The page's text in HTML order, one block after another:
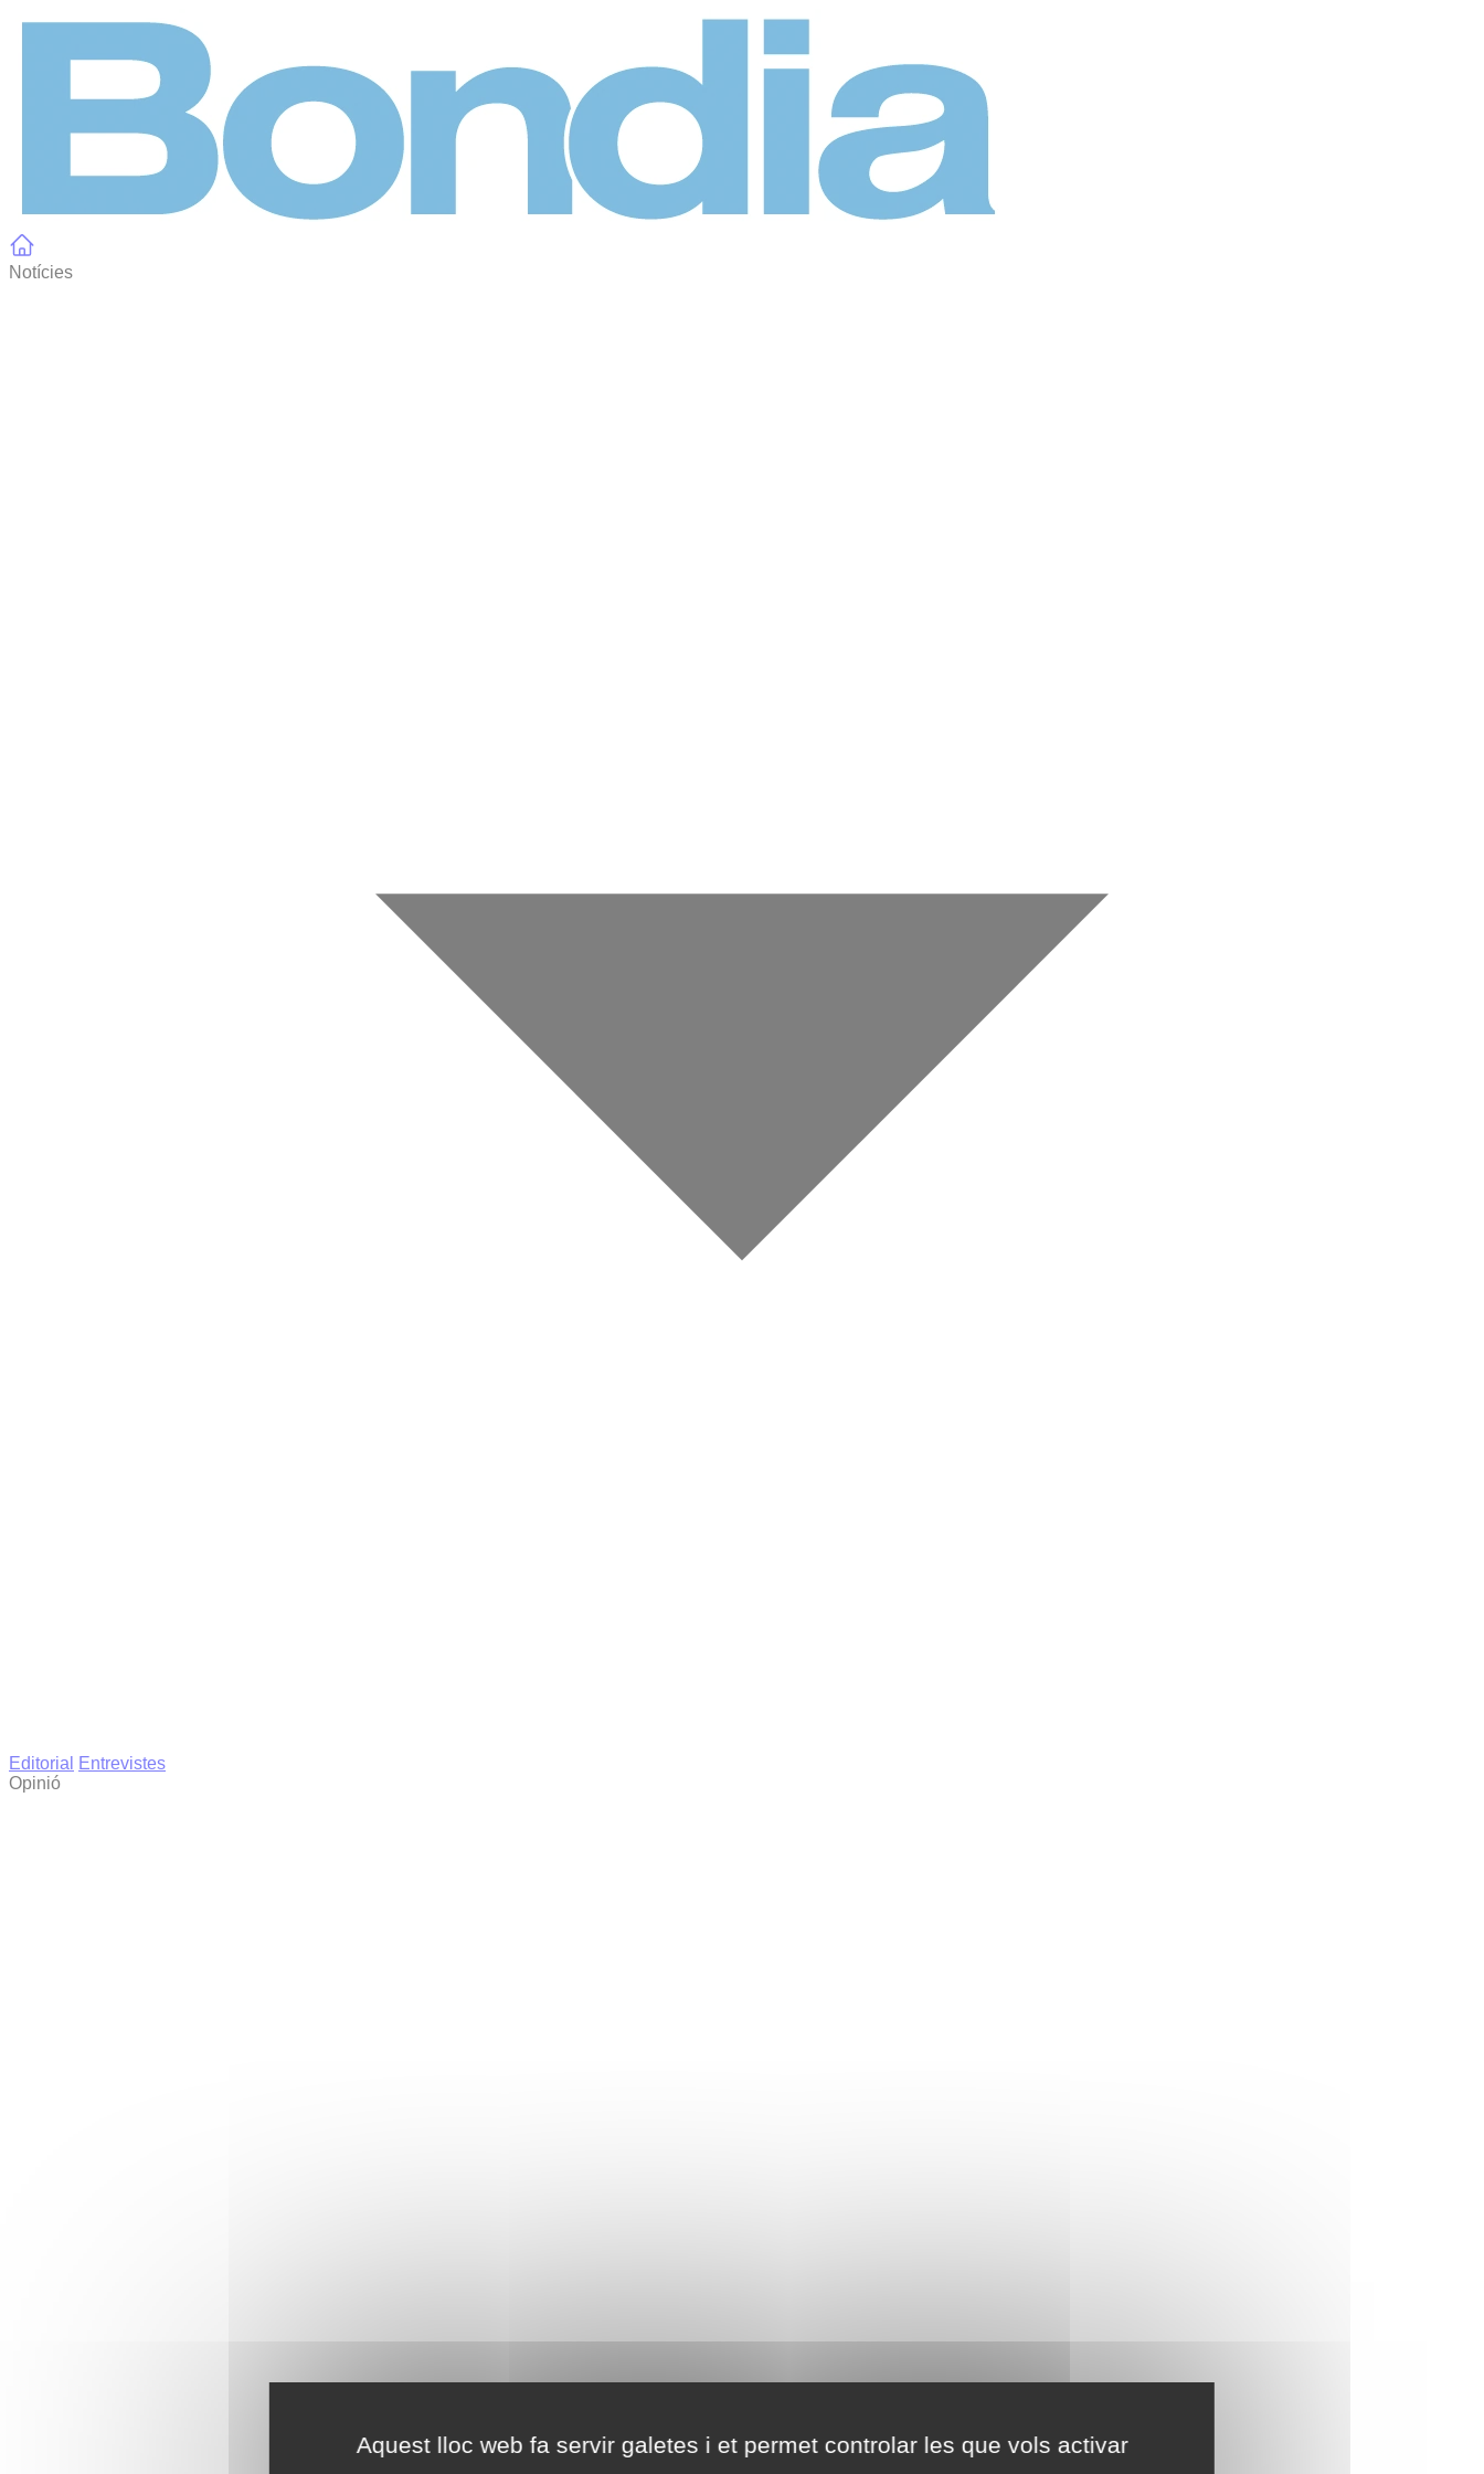
Aquest lloc web fa servir galetes i et permet controlar les que vols activar
Notícies
Editorial
Entrevistes
Opinió